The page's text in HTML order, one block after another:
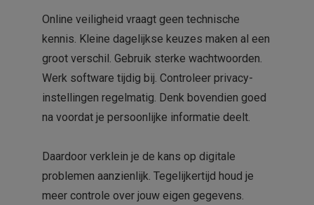
Online veiligheid vraagt geen technische
kennis. Kleine dagelijkse keuzes maken al een
groot verschil. Gebruik sterke wachtwoorden.
Werk software tijdig bij. Controleer privacy-
instellingen regelmatig. Denk bovendien goed
na voordat je persoonlijke informatie deelt.
Daardoor verklein je de kans op digitale
problemen aanzienlijk. Tegelijkertijd houd je
meer controle over jouw eigen gegevens.